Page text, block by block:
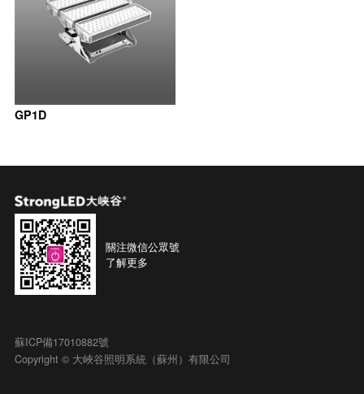
GP1D
關注微信公眾號
了解更多
蘇ICP備17010882號
Copyright © 大峽谷照明系統（蘇州）有限公司